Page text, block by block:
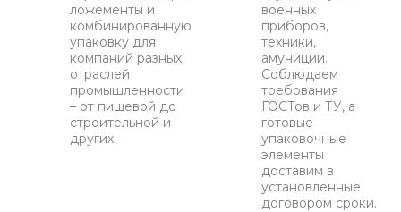
ложементы и
комбинированную
упаковку для
компаний разных
отраслей
промышленности
– от пищевой до
строительной и
других.
военных
приборов,
техники,
амуниции.
Соблюдаем
требования
ГОСТов и ТУ, а
готовые
упаковочные
элементы
доставим в
установленные
договором сроки.